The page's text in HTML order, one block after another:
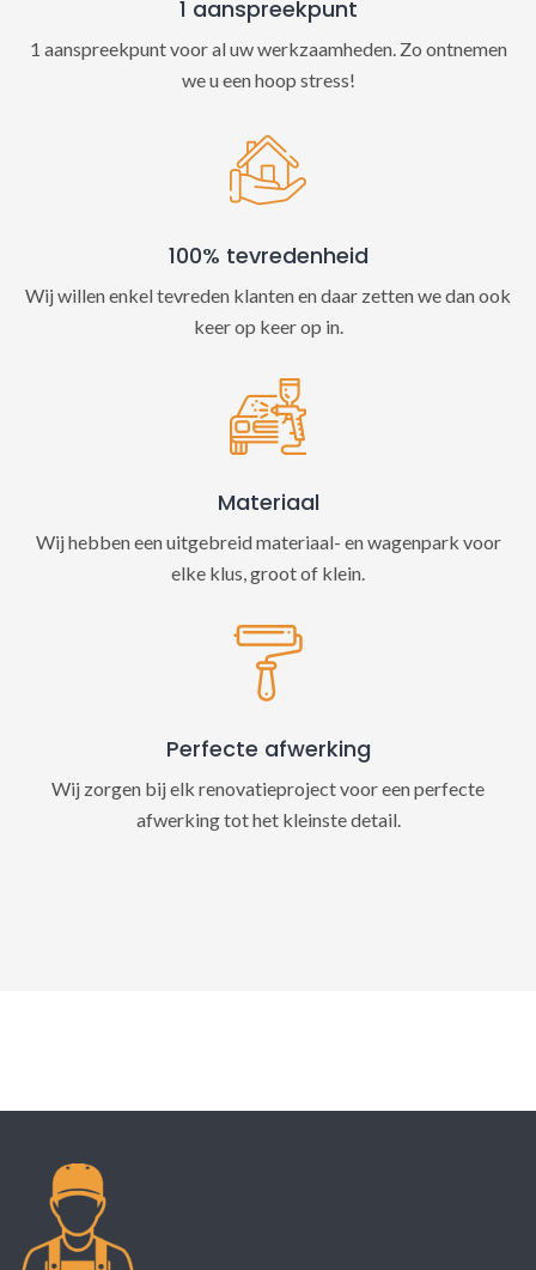
1 aanspreekpunt
1 aanspreekpunt voor al uw werkzaamheden. Zo ontnemen
we u een hoop stress!
100% tevredenheid
Wij willen enkel tevreden klanten en daar zetten we dan ook
keer op keer op in.
Materiaal
Wij hebben een uitgebreid materiaal- en wagenpark voor
elke klus, groot of klein.
Perfecte afwerking
Wij zorgen bij elk renovatieproject voor een perfecte
afwerking tot het kleinste detail.